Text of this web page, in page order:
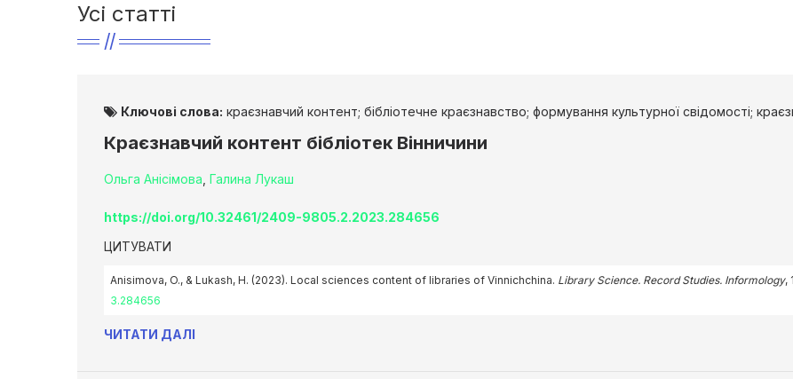
Усі статті
Ключові слова: краєзнавчий контент; бібліотечне краєзнавство; формування культурної свідомості;
Краєзнавчий контент бібліотек Вінничини
Ольга Анісімова Галина Лукаш
https://doi.org/10.32461/2409-9805.2.2023.284656
ЦИТУВАТИ
Anisimova, O., & Lukash, H. (2023). Local sciences content of libraries of Vinnichchina. Library Science. Record Studies. Informology,
3.284656
ЧИТАТИ ДАЛІ